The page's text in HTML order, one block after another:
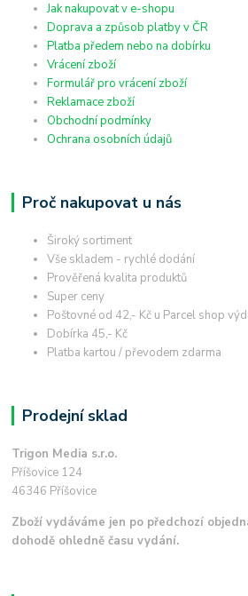
Jak nakupovat v e-shopu
Doprava a způsob platby v ČR
Platba předem nebo na dobírku
Vrácení zboží
Formulář pro vrácení zboží
Reklamace zboží
Obchodní podmínky
Ochrana osobních údajů
Proč nakupovat u nás
Široký sortiment
Vše skladem - rychlé dodání
Prověřená kvalita produktů
Super ceny
Poštovné od 42,- Kč u Parcel shop
Dobírka 45,- Kč
Platba kartou / převodem zdarma
Prodejní sklad
Trigon Media s.r.o.
Příšovice 124
46346 Příšovice
Zboží vydáváme jen po předchozí
dohodě ohledně času vydání.